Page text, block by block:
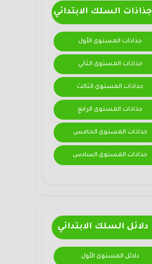
جذاذات السلك الابتدائي
جذاذات المستوى الأول
جذاذات المستوى الثاني
جذاذات المستوى الثالث
جذاذات المستوى الرابع
جذاذات المستوى الخامس
جذاذات المستوى السادس
دلائل السلك الابتدائي
دلائل المستوى الأول